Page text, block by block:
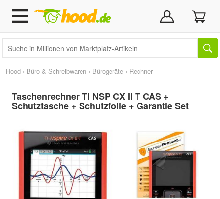
Hood › Büro & Schreibwaren › Bürogeräte › Rechner
Taschenrechner TI NSP CX II T CAS +
Schutztasche + Schutzfolie + Garantie Set